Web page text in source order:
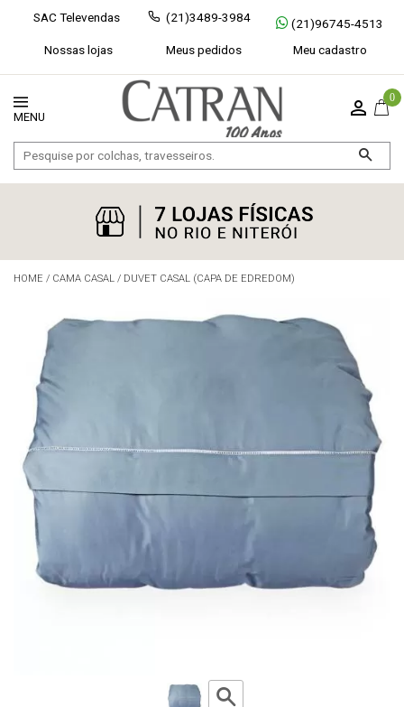
SAC Televendas (21)3489-3984
(21)96745-4513
Nossas lojas
Meus pedidos Meu cadastro
0
HOME / CAMA CASAL / DUVET CASAL (CAPA DE EDREDOM)